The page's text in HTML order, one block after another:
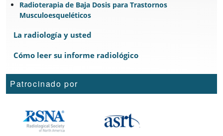
Radioterapia de Baja Dosis para Trastornos
Musculoesqueléticos
La radiología y usted
Cómo leer su informe radiológico
Patrocinado por